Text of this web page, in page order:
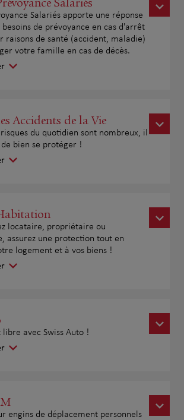
Salariés apporte une réponse
besoins de prévoyance en cas d'arrêt
raisons de santé (accident, maladie)
votre famille en cas de décès.
Accidents de la Vie
du quotidien sont nombreux, il
bien se protéger !
locataire, propriétaire ou
assurez une protection tout en
logement et à vos biens !
libre avec Swiss Auto !
engins de déplacement personnels